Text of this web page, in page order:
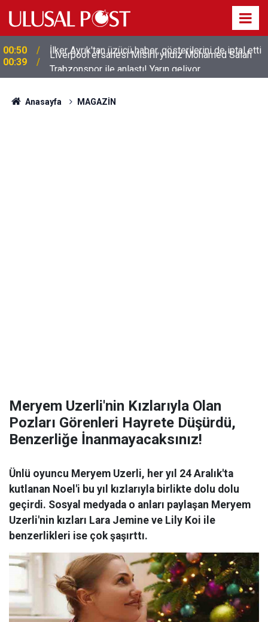
00:39
Liverpool efsanesi Mısırlı yıldız Mohamed Salah
Trabzonspor ile anlaştı! Yarın geliyor
Anasayfa MAGAZİN
Meryem Uzerli'nin Kızlarıyla Olan
Pozları Görenleri Hayrete Düşürdü,
Benzerliğe İnanmayacaksınız!
Ünlü oyuncu Meryem Uzerli, her yıl 24 Aralık'ta
kutlanan Noel'i bu yıl kızlarıyla birlikte dolu dolu
geçirdi. Sosyal medyada o anları paylaşan Meryem
Uzerli'nin kızları Lara Jemine ve Lily Koi ile
benzerlikleri ise çok şaşırttı.